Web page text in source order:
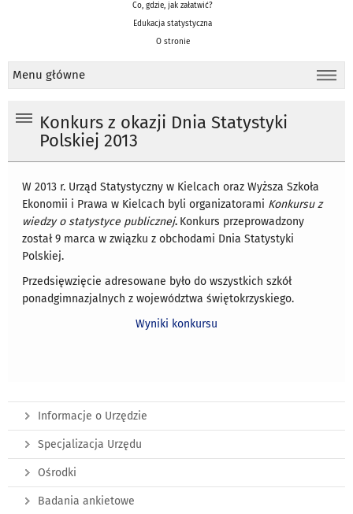
Co, gdzie, jak załatwić?
Edukacja statystyczna
O stronie
Menu główne
Konkurs z okazji Dnia Statystyki
Polskiej 2013
W 2013 r. Urząd Statystyczny w Kielcach oraz Wyższa Szkoła
Ekonomii i Prawa w Kielcach byli organizatorami Konkursu z
wiedzy o statystyce publicznej. Konkurs przeprowadzony
został 9 marca w związku z obchodami Dnia Statystyki
Polskiej.
Przedsięwzięcie adresowane było do wszystkich szkół
ponadgimnazjalnych z województwa świętokrzyskiego.
Wyniki konkursu
Informacje o Urzędzie
Specjalizacja Urzędu
Ośrodki
Badania ankietowe